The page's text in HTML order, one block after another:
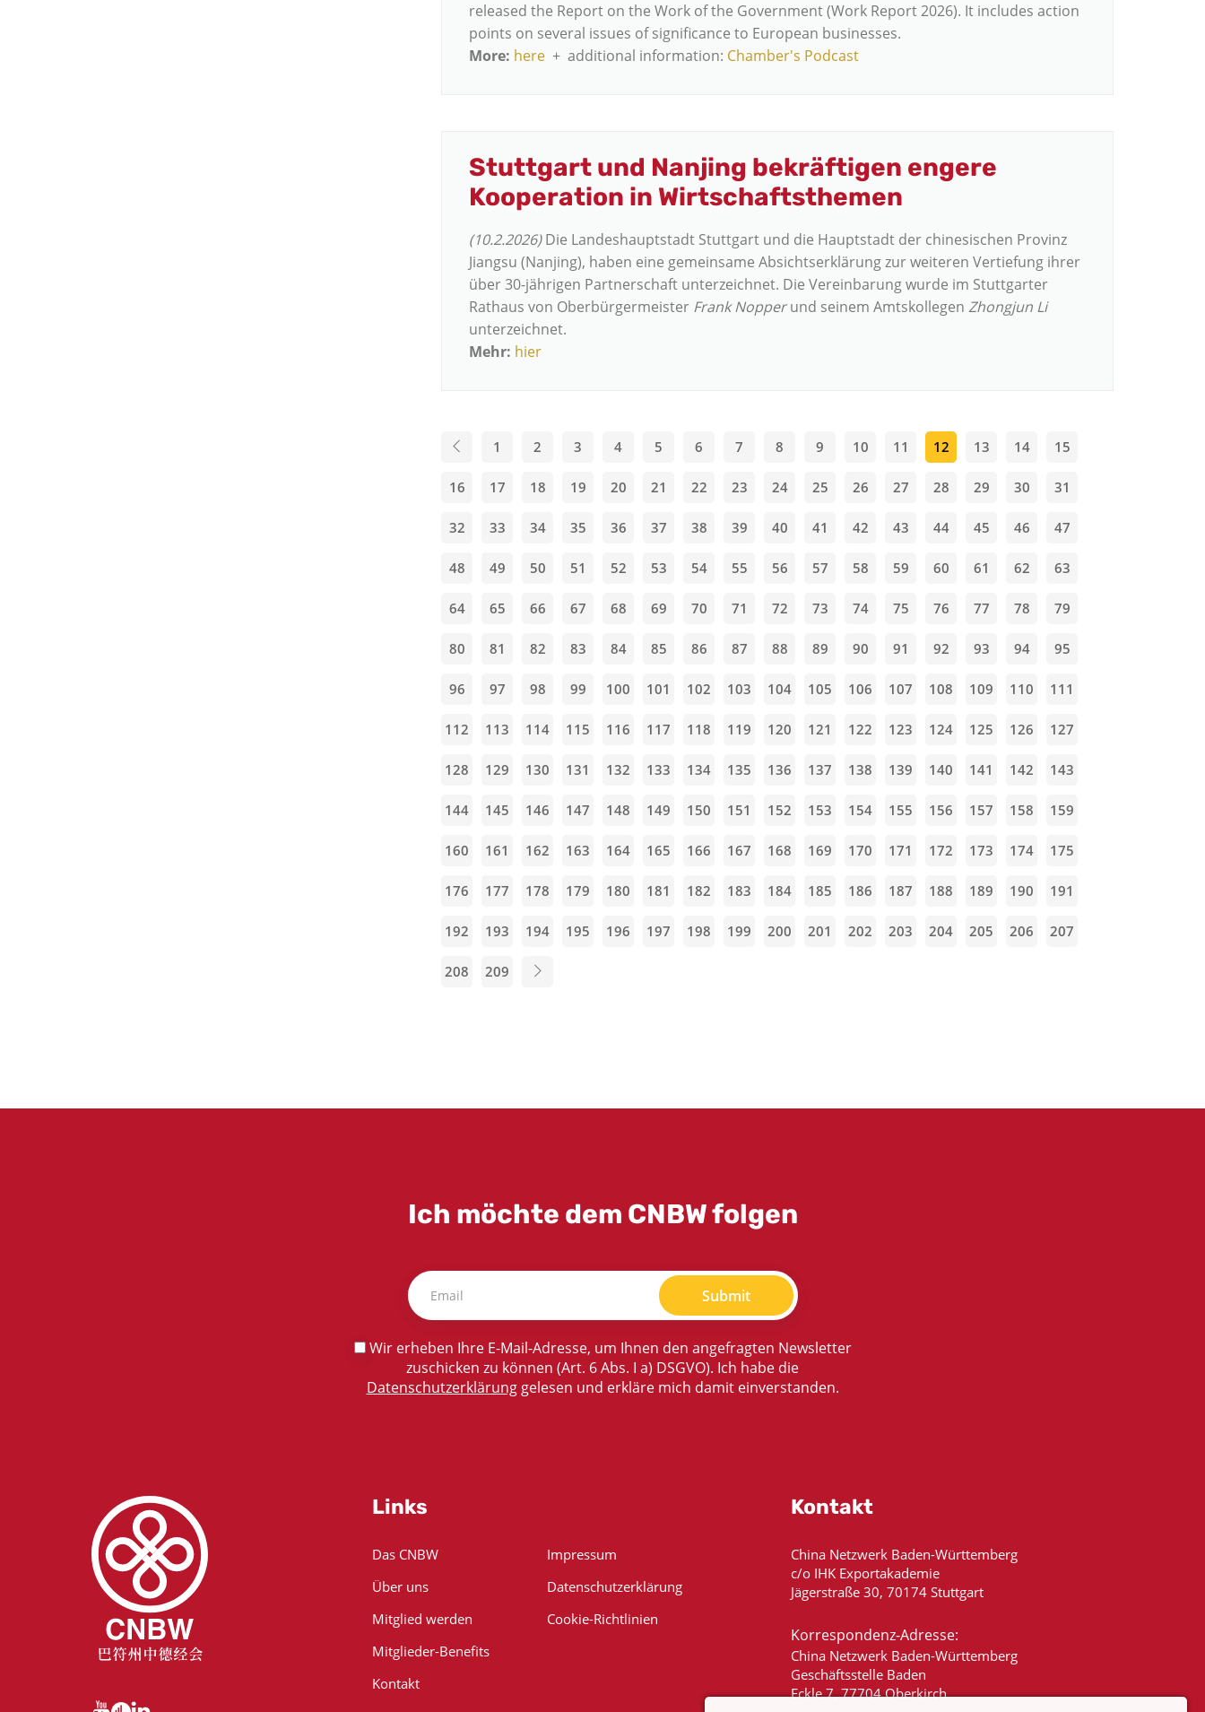
released the Report on the Work of the Government (Work Report 2026). It includes action
points on several issues of significance to European businesses.
More: here + additional information: Chamber's Podcast
Stuttgart und Nanjing bekräftigen engere
Kooperation in Wirtschaftsthemen
(10.2.2026)Die Landeshauptstadt Stuttgart und die Hauptstadt der chinesischen Provinz
Jiangsu (Nanjing), haben eine gemeinsame Absichtserklärung zur weiteren Vertiefung ihrer
über 30-jährigen Partnerschaft unterzeichnet. Die Vereinbarung wurde im Stuttgarter
Rathaus von Oberbürgermeister Frank Nopperund seinem Amtskollegen Zhongjun Li
unterzeichnet.
Mehr: hier
1 2 3 4 5 6 7 8 9 10 11 12 13 14 15
16 17 18 19 20 21 22 23 24 25 26 27 28 29 30 31
32 33 34 35 36 37 38 39 40 41 42 43 44 45 46 47
48 49 50 51 52 53 54 55 56 57 58 59 60 61 62 63
64 65 66 67 68 69 70 71 72 73 74 75 76 77 78 79
80 81 82 83 84 85 86 87 88 89 90 91 92 93 94 95
96 97 98 99 100 101 102 103 104 105 106 107 108 109 110 111
112 113 114 115 116 117 118 119 120 121 122 123 124 125 126 127
128 129 130 131 132 133 134 135 136 137 138 139 140 141 142 143
144 145 146 147 148 149 150 151 152 153 154 155 156 157 158 159
160 161 162 163 164 165 166 167 168 169 170 171 172 173 174 175
176 177 178 179 180 181 182 183 184 185 186 187 188 189 190 191
192 193 194 195 196 197 198 199 200 201 202 203 204 205 206 207
208 209
Ich möchte dem CNBW folgen
Submit
Wir erheben Ihre E-Mail-Adresse, um Ihnen den angefragten Newsletter
zuschicken zu können (Art. 6 Abs. I a) DSGVO). Ich habe die
Datenschutzerklärunggelesen und erkläre mich damit einverstanden.
Links
Das CNBW
Über uns
Mitglied werden
Mitglieder-Benefits
Kontakt
Impressum
Datenschutzerklärung
Cookie-Richtlinien
Kontakt
China Netzwerk Baden-Württemberg
c/o IHK Exportakademie
Jägerstraße 30, 70174 Stuttgart
Korrespondenz-Adresse:
China Netzwerk Baden-Württemberg
Geschäftsstelle Baden
Eckle 7, 77704 Oberkirch